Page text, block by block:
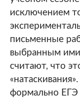
исключением
письменные
выбранным
считают, что
формально ЕГЭ